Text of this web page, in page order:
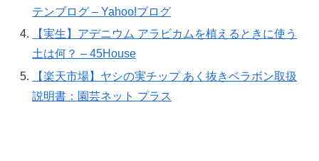
テンブログ – Yahoo!ブログ
【実生】アデニウム アラビカムを植えるときに使う
土は何？ – 45House
【楽天市場】ヤシの実チップ あく抜きベラボン取扱
説明書：園芸ネット プラス